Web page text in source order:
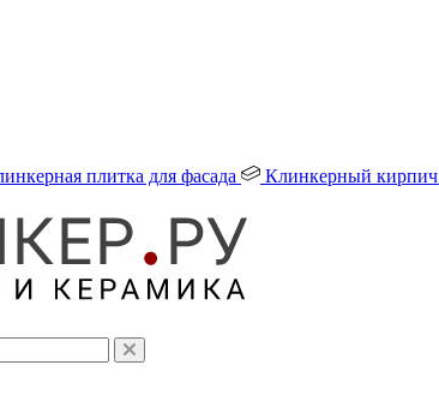
плитка для фасада Клинкерный кирпич